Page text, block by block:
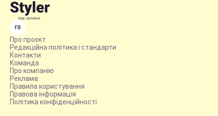
FB
Про проєкт
Редакційна політика і стандарти
Контакти
Команда
Про компанію
Реклама
Правила користування
Правова інформація
Політика конфіденційності